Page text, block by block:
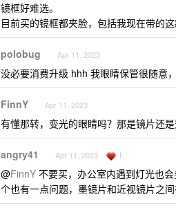
镜框好难选。
目前买的镜框都夹脸，包括我现在带的这
polobug Apr 11, 2023
没必要消费升级 hhh 我眼睛保管很随意
FinnY Apr 11, 2023
有懂那转，变光的眼睛吗？那是镜片还
angry41 Apr 11, 2023 1
@FinnY 不要买，办公室内遇到灯光也
个也有一点问题，墨镜片和近视镜片之